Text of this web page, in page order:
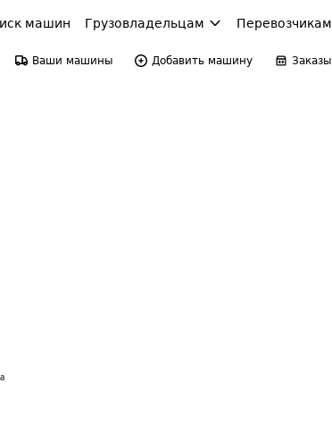
машин Грузовладельцам Перевозчикам
Ваши машины Добавить машину Заказы